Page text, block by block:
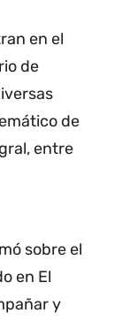
en el
de
de
entre
sobre el
en El
y